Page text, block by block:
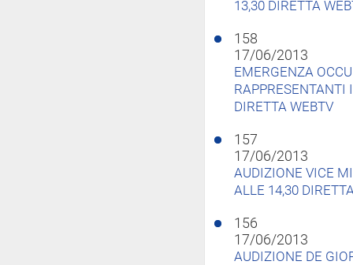
13,30 DIRETTA
158
17/06/2013
EMERGENZA
RAPPRESENTANTI
DIRETTA WEBTV
157
17/06/2013
AUDIZIONE VICE
ALLE 14,30
156
17/06/2013
AUDIZIONE DE